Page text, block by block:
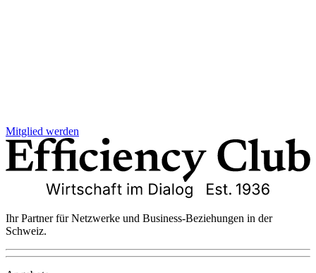
Mitglied werden
Ihr Partner für Netzwerke und Business-Beziehungen in der
Schweiz.